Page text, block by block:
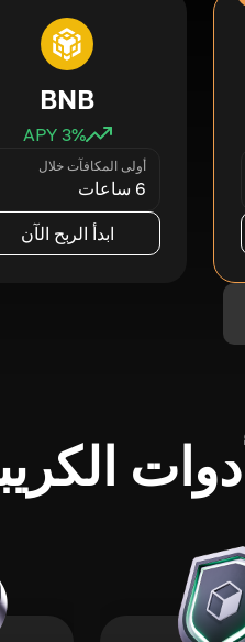
BNB
3% APY
أولى المكافآت خلال
6 ساعات
ابدأ الربح الآن